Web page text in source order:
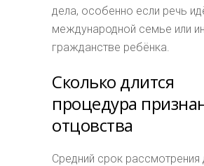
дела, особенно если речь
международной семье или
гражданстве ребёнка.
Сколько длится
процедура
отцовства
Средний срок рассмотрения